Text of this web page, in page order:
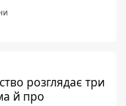
розглядає три
й про